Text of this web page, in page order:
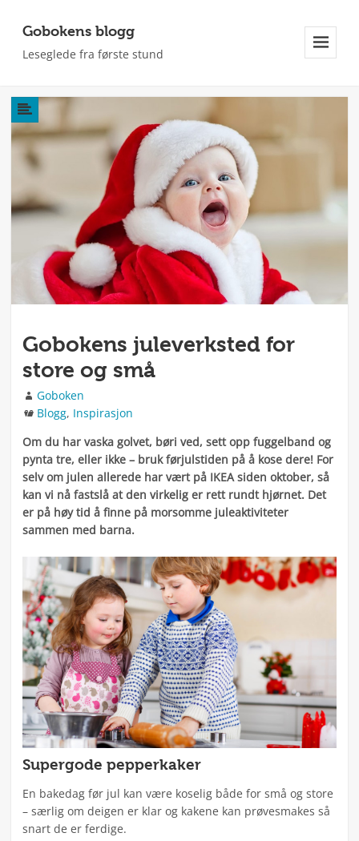
Gobokens blogg
Leseglede fra første stund
Widgeter
Gobokens juleverksted for
store og små
Forfatter
Goboken
Kategorier
Blogg, Inspirasjon
Om du har vaska golvet, børi ved, sett opp fuggelband og
pynta tre, eller ikke – bruk førjulstiden på å kose dere! For
selv om julen allerede har vært på IKEA siden oktober, så
kan vi nå fastslå at den virkelig er rett rundt hjørnet. Det
er på høy tid å finne på morsomme juleaktiviteter
sammen med barna.
Supergode pepperkaker
En bakedag før jul kan være koselig både for små og store
– særlig om deigen er klar og kakene kan prøvesmakes så
snart de er ferdige.